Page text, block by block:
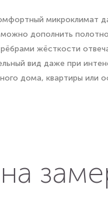
микроклимат
дополнить
жёсткости
вид даже при
дома, квартиры или